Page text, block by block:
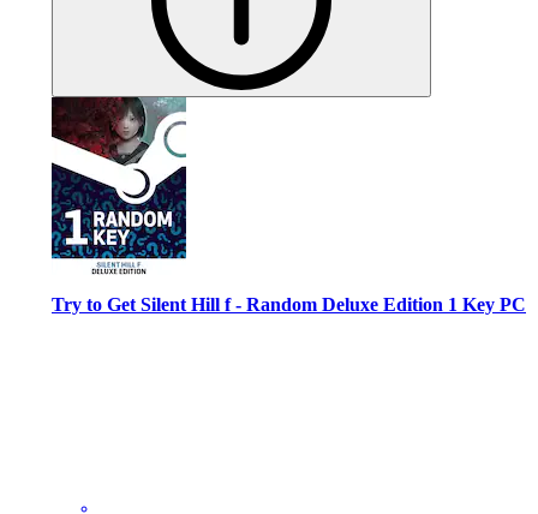
Try to Get Silent Hill f - Random Deluxe Edition 1 Key PC